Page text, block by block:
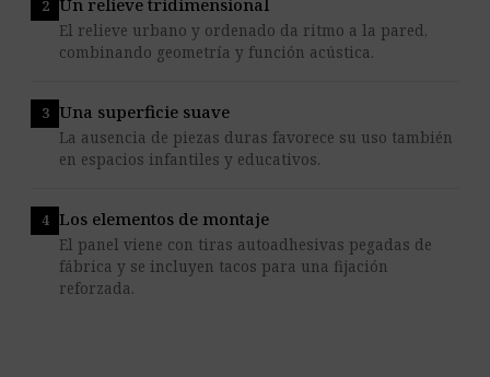
Un relieve tridimensional
El relieve urbano y ordenado da ritmo a la pared,
combinando geometría y función acústica.
Una superficie suave
La ausencia de piezas duras favorece su uso también
en espacios infantiles y educativos.
Los elementos de montaje
El panel viene con tiras autoadhesivas pegadas de
fábrica y se incluyen tacos para una fijación
reforzada.